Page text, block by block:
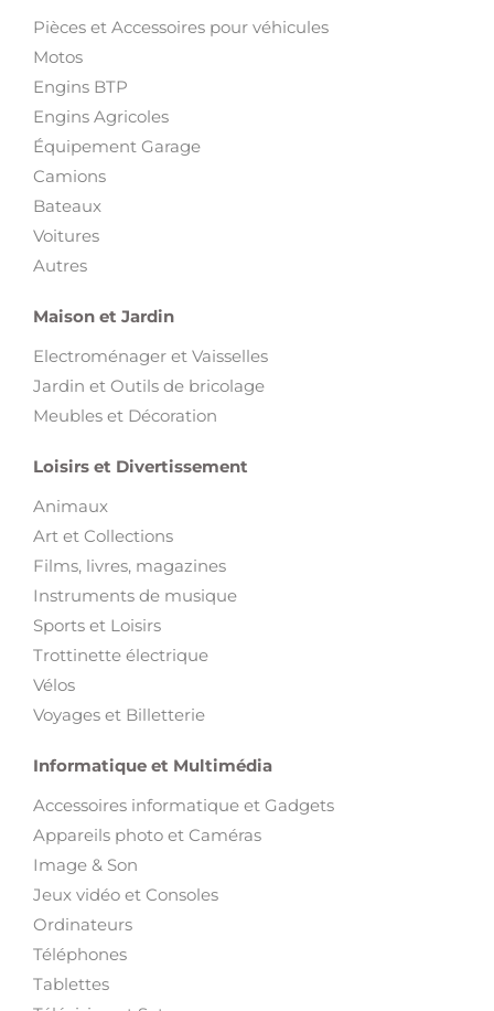
Pièces et Accessoires pour véhicules
Motos
Engins BTP
Engins Agricoles
Équipement Garage
Camions
Bateaux
Voitures
Autres
Maison et Jardin
Electroménager et Vaisselles
Jardin et Outils de bricolage
Meubles et Décoration
Loisirs et Divertissement
Animaux
Art et Collections
Films, livres, magazines
Instruments de musique
Sports et Loisirs
Trottinette électrique
Vélos
Voyages et Billetterie
Informatique et Multimédia
Accessoires informatique et Gadgets
Appareils photo et Caméras
Image & Son
Jeux vidéo et Consoles
Ordinateurs
Téléphones
Tablettes